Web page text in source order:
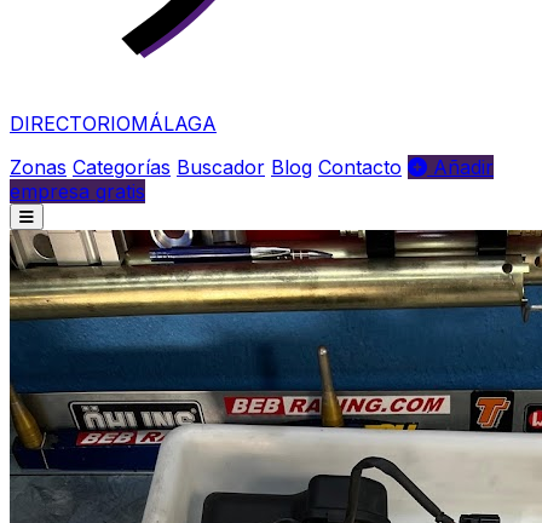
DIRECTORIOMÁLAGA
Zonas Categorías Buscador Blog Contacto
Añadir
empresa gratis